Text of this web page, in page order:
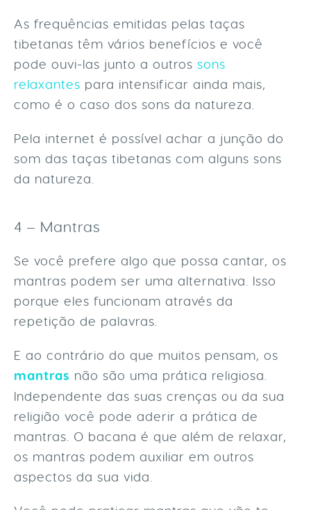
As frequências emitidas pelas taças
tibetanas têm vários benefícios e você
pode ouvi-las junto a outros sons
relaxantes para intensificar ainda mais,
como é o caso dos sons da natureza.
Pela internet é possível achar a junção do
som das taças tibetanas com alguns sons
da natureza.
4 – Mantras
Se você prefere algo que possa cantar, os
mantras podem ser uma alternativa. Isso
porque eles funcionam através da
repetição de palavras.
E ao contrário do que muitos pensam, os
mantras não são uma prática religiosa.
Independente das suas crenças ou da sua
religião você pode aderir a prática de
mantras. O bacana é que além de relaxar,
os mantras podem auxiliar em outros
aspectos da sua vida.